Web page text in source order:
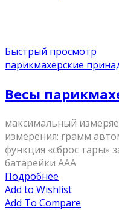
Быстрый просмотр
парикмахерские
Весы
максимальный
измерения: грамм
функция «сброс тары»
батарейки AAA
Подробнее
Add to Wishlist
Add To Compare